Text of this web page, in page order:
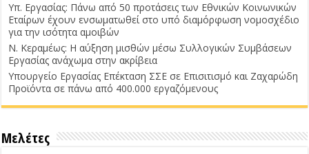
Υπ. Εργασίας: Πάνω από 50 προτάσεις των Εθνικών Κοινωνικών
Εταίρων έχουν ενσωματωθεί στο υπό διαμόρφωση νομοσχέδιο
για την ισότητα αμοιβών
Ν. Κεραμέως: Η αύξηση μισθών μέσω Συλλογικών Συμβάσεων
Εργασίας ανάχωμα στην ακρίβεια
Υπουργείο Εργασίας Επέκταση ΣΣΕ σε Επισιτισμό και Ζαχαρώδη
Προϊόντα σε πάνω από 400.000 εργαζόμενους
Μελέτες